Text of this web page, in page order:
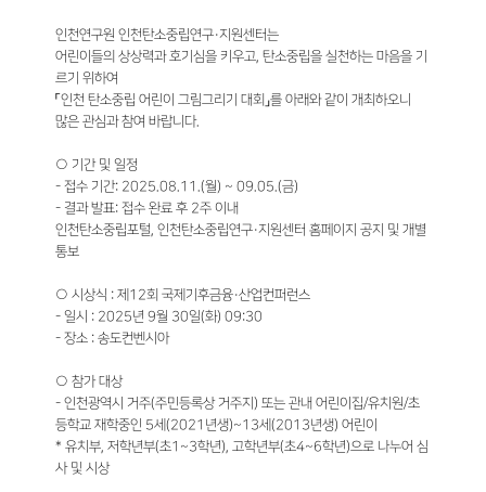
인천연구원 인천탄소중립연구·지원센터는
어린이들의 상상력과 호기심을 키우고, 탄소중립을 실천하는 마음을 기
르기 위하여
「인천 탄소중립 어린이 그림그리기 대회」를 아래와 같이 개최하오니
많은 관심과 참여 바랍니다.
○ 기간 및 일정
- 접수 기간: 2025.08.11.(월) ~ 09.05.(금)
- 결과 발표: 접수 완료 후 2주 이내
인천탄소중립포털, 인천탄소중립연구·지원센터 홈페이지 공지 및 개별
통보
○ 시상식 : 제12회 국제기후금융·산업컨퍼런스
- 일시 : 2025년 9월 30일(화) 09:30
- 장소 : 송도컨벤시아
○ 참가 대상
- 인천광역시 거주(주민등록상 거주지) 또는 관내 어린이집/유치원/초
등학교 재학중인 5세(2021년생)~13세(2013년생) 어린이
* 유치부, 저학년부(초1~3학년), 고학년부(초4~6학년)으로 나누어 심
사 및 시상